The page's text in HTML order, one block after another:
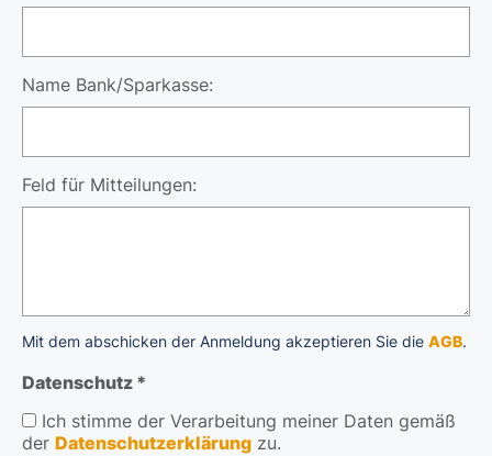
Name Bank/Sparkasse:
Feld für Mitteilungen:
Mit dem abschicken der Anmeldung akzeptieren Sie die AGB.
Datenschutz *
Ich stimme der Verarbeitung meiner Daten gemäß
der Datenschutzerklärung zu.